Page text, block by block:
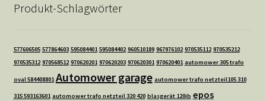
Produkt-Schlagwörter
577606505 577864603 595084401 595084402 960510189 967976102 970535112 970535212
970535312 970568512 970620201 970620203 970620301 970620401 automower 305 trafo
oval 584408801 Automower garage automower trafo netzteil105 310
315 593163601 automower trafo netzteil 320 420 blasgerät 120ib epos